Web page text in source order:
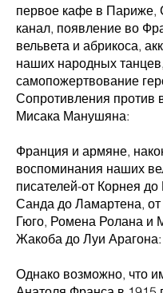
первое кафе в Париже,
канал, появление во
вельвета и абрикоса,
наших народных танцев,
самопожертвование
Сопротивления против
Мисака Манушяна:
Франция и армяне,
воспоминания наших
писателей-от Корнея
Санда до Ламартена, от
Гюго, Ромена Ролана и
Жакоба до Луи Арагона:
Однако возможно, что